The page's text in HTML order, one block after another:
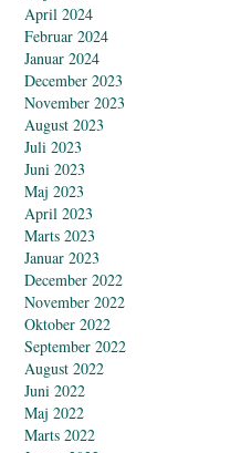
April 2024
Februar 2024
Januar 2024
December 2023
November 2023
August 2023
Juli 2023
Juni 2023
Maj 2023
April 2023
Marts 2023
Januar 2023
December 2022
November 2022
Oktober 2022
September 2022
August 2022
Juni 2022
Maj 2022
Marts 2022